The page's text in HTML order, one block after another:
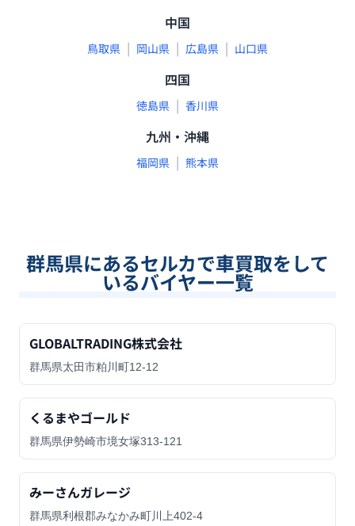
中国
鳥取県 | 岡山県 | 広島県 | 山口県
四国
徳島県 | 香川県
九州・沖縄
福岡県 | 熊本県
群馬県にあるセルカで車買取をして
いるバイヤー一覧
GLOBALTRADING株式会社
群馬県太田市粕川町12-12
くるまやゴールド
群馬県伊勢崎市境女塚313-121
みーさんガレージ
群馬県利根郡みなかみ町川上402-4